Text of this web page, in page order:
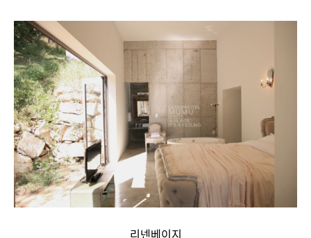
본문
리넨베이지